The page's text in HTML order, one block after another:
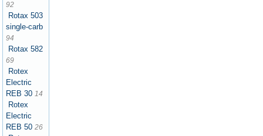
92
Rotax 503
single-carb
94
Rotax 582
69
Rotex
Electric
REB 30 14
Rotex
Electric
REB 50 26